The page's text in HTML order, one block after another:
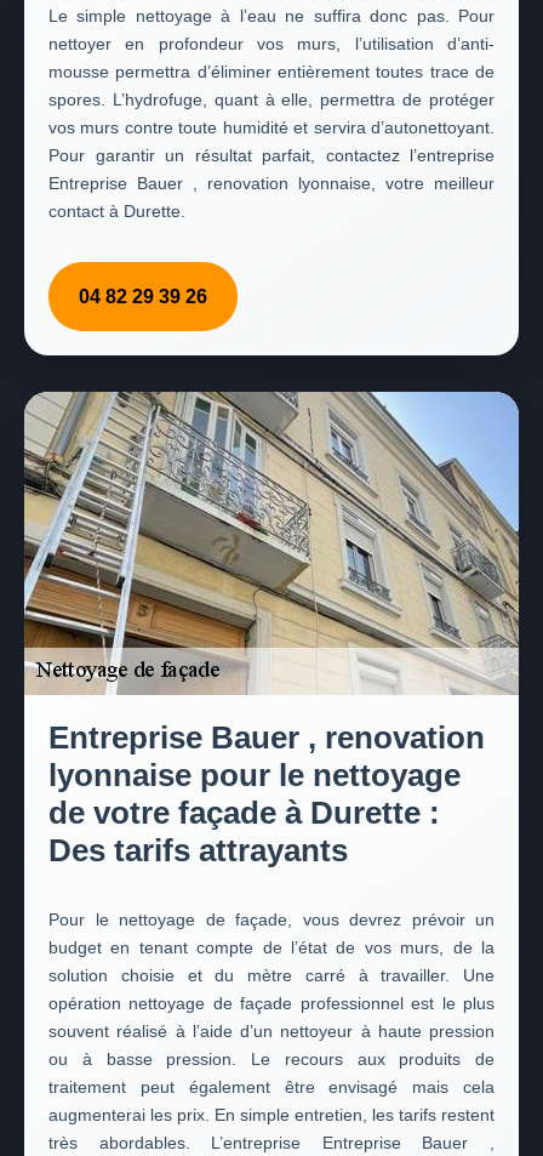
Le simple nettoyage à l’eau ne suffira donc pas. Pour
nettoyer en profondeur vos murs, l’utilisation d’anti-
mousse permettra d’éliminer entièrement toutes trace de
spores. L’hydrofuge, quant à elle, permettra de protéger
vos murs contre toute humidité et servira d’autonettoyant.
Pour garantir un résultat parfait, contactez l’entreprise
Entreprise Bauer , renovation lyonnaise, votre meilleur
contact à Durette.
04 82 29 39 26
Entreprise Bauer , renovation
lyonnaise pour le nettoyage
de votre façade à Durette :
Des tarifs attrayants
Pour le nettoyage de façade, vous devrez prévoir un
budget en tenant compte de l’état de vos murs, de la
solution choisie et du mètre carré à travailler. Une
opération nettoyage de façade professionnel est le plus
souvent réalisé à l’aide d’un nettoyeur à haute pression
ou à basse pression. Le recours aux produits de
traitement peut également être envisagé mais cela
augmenterai les prix. En simple entretien, les tarifs restent
très abordables. L’entreprise Entreprise Bauer ,